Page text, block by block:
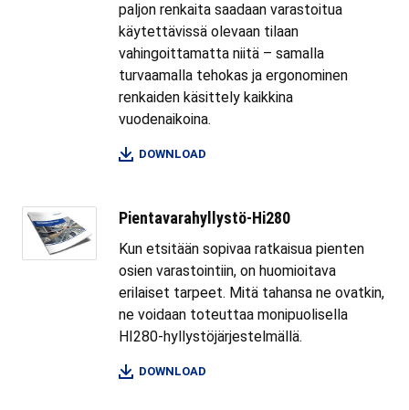
paljon renkaita saadaan varastoitua
käytettävissä olevaan tilaan
vahingoittamatta niitä – samalla
turvaamalla tehokas ja ergonominen
renkaiden käsittely kaikkina
vuodenaikoina.
DOWNLOAD
Pientavarahyllystö-Hi280
Kun etsitään sopivaa ratkaisua pienten
osien varastointiin, on huomioitava
erilaiset tarpeet. Mitä tahansa ne ovatkin,
ne voidaan toteuttaa monipuolisella
HI280-hyllystöjärjestelmällä.
DOWNLOAD